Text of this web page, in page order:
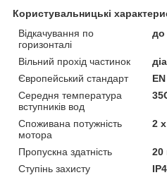
Користувальницькі
Відкачування по
горизонталі
до
Вільний прохід частинок
Європейський стандарт
Середня температура
вступників вод
Споживана потужність
мотора
2
Пропускна здатність
20
Ступінь захисту